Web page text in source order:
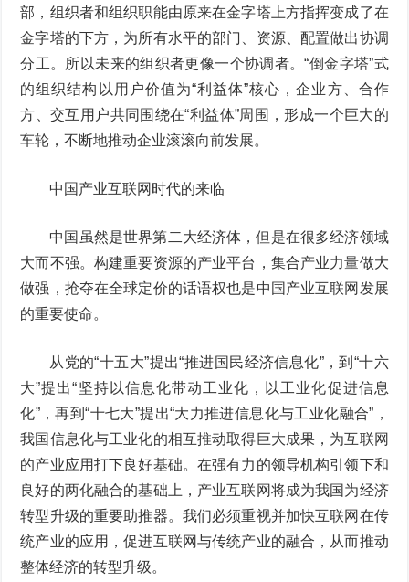
部，组织者和组织职能由原来在金字塔上方指挥变成了在
金字塔的下方，为所有水平的部门、资源、配置做出协调
分工。所以未来的组织者更像一个协调者。“倒金字塔”式
的组织结构以用户价值为“利益体”核心，企业方、合作
方、交互用户共同围绕在“利益体”周围，形成一个巨大的
车轮，不断地推动企业滚滚向前发展。
中国产业互联网时代的来临
中国虽然是世界第二大经济体，但是在很多经济领域
大而不强。构建重要资源的产业平台，集合产业力量做大
做强，抢夺在全球定价的话语权也是中国产业互联网发展
的重要使命。
从党的“十五大”提出“推进国民经济信息化”，到“十六
大”提出“坚持以信息化带动工业化，以工业化促进信息
化”，再到“十七大”提出“大力推进信息化与工业化融合”，
我国信息化与工业化的相互推动取得巨大成果，为互联网
的产业应用打下良好基础。在强有力的领导机构引领下和
良好的两化融合的基础上，产业互联网将成为我国为经济
转型升级的重要助推器。我们必须重视并加快互联网在传
统产业的应用，促进互联网与传统产业的融合，从而推动
整体经济的转型升级。